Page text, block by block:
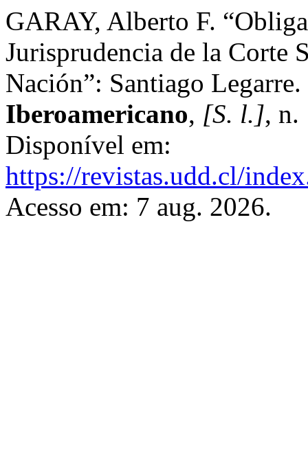
GARAY, Alberto F.
Jurisprudencia de la Corte
Nación”: Santiago Legarre.
Iberoamericano, [S. l.], n.
Disponível em:
https://revistas.udd.cl/
Acesso em: 7 aug. 2026.